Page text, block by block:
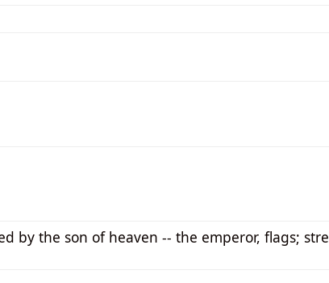
by the son of heaven -- the emperor, flags;